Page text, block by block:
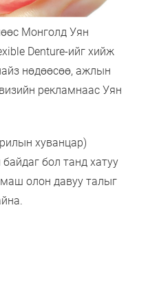
Монголд Уян
Denture-ийг хийж
нөдөөсөө, ажлын
рекламнаас Уян
хуванцар)
бол танд хатуу
олон давуу талыг